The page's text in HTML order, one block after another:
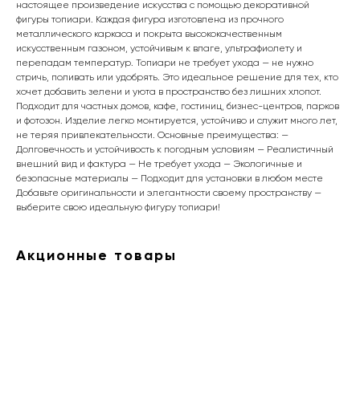
настоящее произведение искусства с помощью декоративной
фигуры топиари. Каждая фигура изготовлена из прочного
металлического каркаса и покрыта высококачественным
искусственным газоном, устойчивым к влаге, ультрафиолету и
перепадам температур. Топиари не требует ухода — не нужно
стричь, поливать или удобрять. Это идеальное решение для тех, кто
хочет добавить зелени и уюта в пространство без лишних хлопот.
Подходит для частных домов, кафе, гостиниц, бизнес-центров, парков
и фотозон. Изделие легко монтируется, устойчиво и служит много лет,
не теряя привлекательности. Основные преимущества: —
Долговечность и устойчивость к погодным условиям — Реалистичный
внешний вид и фактура — Не требует ухода — Экологичные и
безопасные материалы — Подходит для установки в любом месте
Добавьте оригинальности и элегантности своему пространству —
выберите свою идеальную фигуру топиари!
Акционные товары